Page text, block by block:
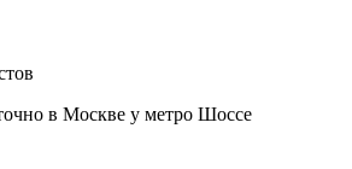
в Москве у метро Шоссе